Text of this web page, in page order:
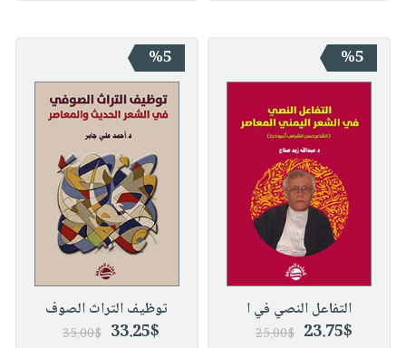
%5
التفاعل النصي في ا
23.75$
25.00$
%5
توظيف التراث الصوف
33.25$
35.00$